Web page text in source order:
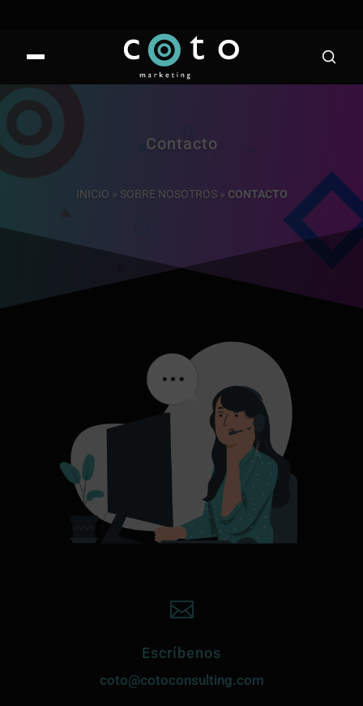
Contacto
INICIO » SOBRE NOSOTROS» CONTACTO

Escríbenos
coto@cotoconsulting.com